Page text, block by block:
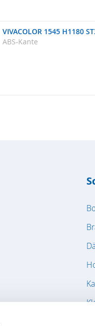
VIVACOLOR 1545 H1180
ABS-Kante